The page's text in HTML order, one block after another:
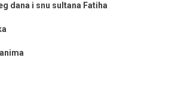
dana i snu sultana Fatiha